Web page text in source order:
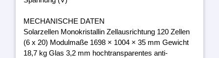
MECHANISCHE DATEN
Solarzellen Monokristallin Zellausrichtung 120 Zellen
(6 x 20) Modulmaße 1698 × 1004 × 35 mm Gewicht
18,7 kg Glas 3,2 mm hochtransparentes anti-